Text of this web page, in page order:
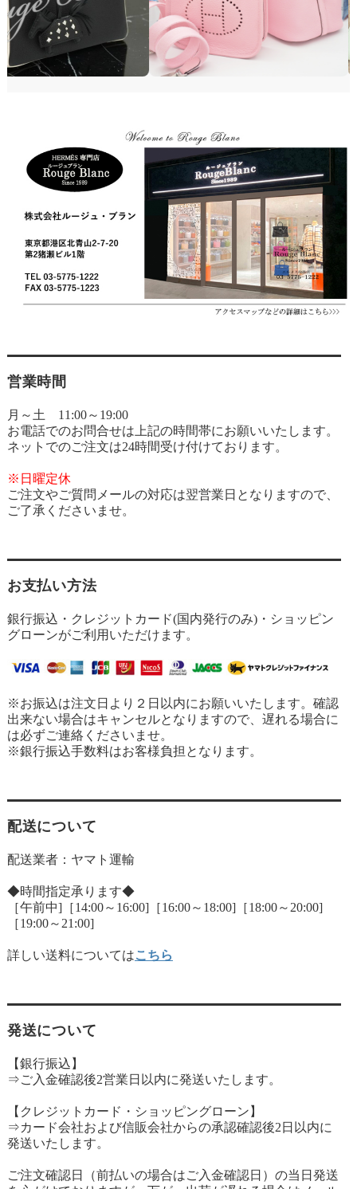
営業時間
月～土 11:00～19:00
お電話でのお問合せは上記の時間帯にお願いいたします。
ネットでのご注文は24時間受け付けております。
※日曜定休
ご注文やご質問メールの対応は翌営業日となりますので、
ご了承くださいませ。
お支払い方法
銀行振込・クレジットカード(国内発行のみ)・ショッピン
グローンがご利用いただけます。
※お振込は注文日より２日以内にお願いいたします。確認
出来ない場合はキャンセルとなりますので、遅れる場合に
は必ずご連絡くださいませ。
※銀行振込手数料はお客様負担となります。
配送について
配送業者：ヤマト運輸
◆時間指定承ります◆
［午前中]［14:00～16:00]［16:00～18:00]［18:00～20:00]
［19:00～21:00]
詳しい送料についてはこちら
発送について
【銀行振込】
⇒ご入金確認後2営業日以内に発送いたします。
【クレジットカード・ショッピングローン】
⇒カード会社および信販会社からの承認確認後2日以内に
発送いたします。
ご注文確認日（前払いの場合はご入金確認日）の当日発送